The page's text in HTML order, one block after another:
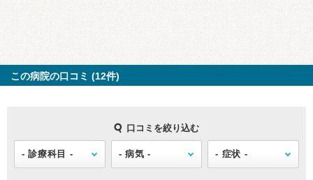
この病院の口コミ (12件)
口コミを絞り込む